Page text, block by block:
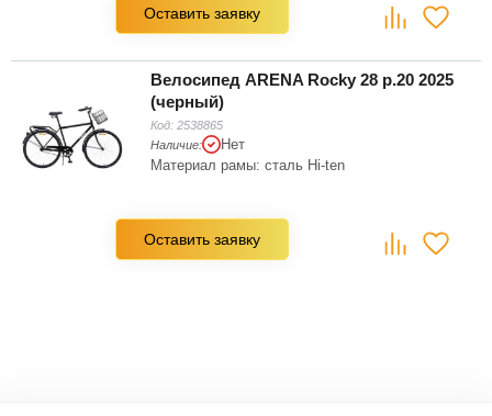
Оставить заявку
Велосипед ARENA Rocky 28 р.20 2025
(черный)
Код: 2538865
Наличие:
Нет
Материал рамы: сталь Hi-ten
Оставить заявку